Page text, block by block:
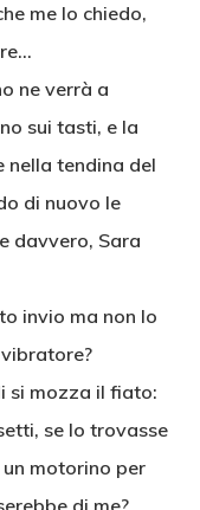
me lo chiedo,
ne verrà a
sui tasti, e la
nella tendina del
di nuovo le
davvero, Sara
invio ma non lo
si mozza il fiato:
se lo trovasse
motorino per
di me?